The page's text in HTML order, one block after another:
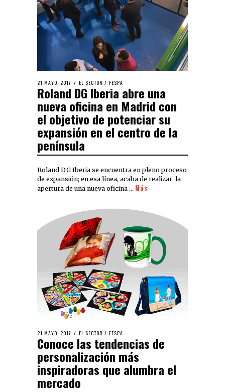
21 MAYO, 2017 EL SECTOR / FESPA
Roland DG Iberia abre una
nueva oficina en Madrid con
el objetivo de potenciar su
expansión en el centro de la
península
Roland DG Iberia se encuentra en pleno proceso
de expansión; en esa línea, acaba de realizar la
apertura de una nueva oficina … Más
21 MAYO, 2017 EL SECTOR / FESPA
Conoce las tendencias de
personalización más
inspiradoras que alumbra el
mercado